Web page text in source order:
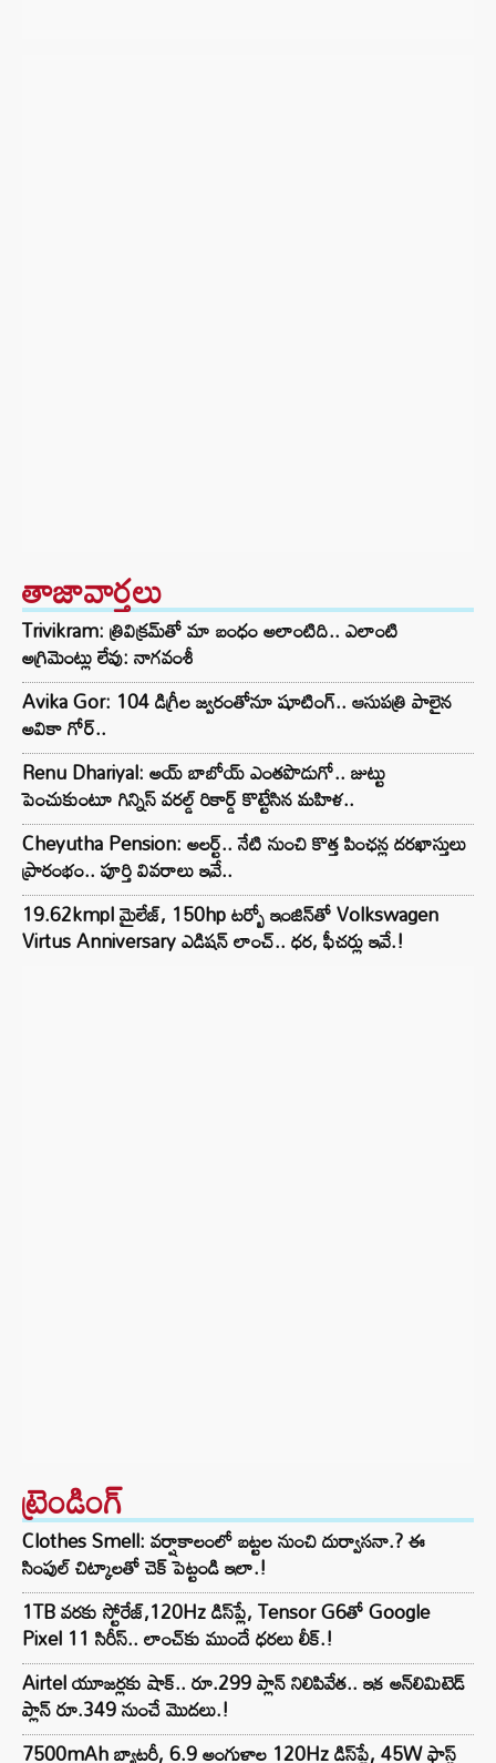
తాజావార్తలు
Trivikram: త్రివిక్రమ్‌తో మా బంధం అలాంటిది.. ఎలాంటి
అగ్రిమెంట్లు లేవు: నాగవంశీ
Avika Gor: 104 డిగ్రీల జ్వరంతోనూ షూటింగ్.. ఆసుపత్రి పాలైన
అవికా గోర్..
Renu Dhariyal: అయ్ బాబోయ్ ఎంతపొడుగో.. జుట్టు
పెంచుకుంటూ గిన్నిస్ వరల్డ్ రికార్డ్ కొట్టేసిన మహిళ..
Cheyutha Pension: అలర్ట్.. నేటి నుంచి కొత్త పింఛన్ల దరఖాస్తులు
ప్రారంభం.. పూర్తి వివరాలు ఇవే..
19.62kmpl మైలేజ్, 150hp టర్బో ఇంజిన్‌తో Volkswagen
Virtus Anniversary ఎడిషన్ లాంచ్.. ధర, ఫీచర్లు ఇవే.!
ట్రెండింగ్‌
Clothes Smell: వర్షాకాలంలో బట్టల నుంచి దుర్వాసనా.? ఈ
సింపుల్ చిట్కాలతో చెక్ పెట్టండి ఇలా.!
1TB వరకు స్టోరేజ్,120Hz డిస్‌ప్లే, Tensor G6తో Google
Pixel 11 సిరీస్.. లాంచ్⁭కు ముందే ధరలు లీక్.!
Airtel యూజర్లకు షాక్.. రూ.299 ప్లాన్ నిలిపివేత.. ఇక అన్‌లిమిటెడ్
ప్లాన్ రూ.349 నుంచే మొదలు.!
7500mAh బ్యాటరీ, 6.9 అంగుళాల 120Hz డిస్‌ప్లే, 45W ఫాస్ట్